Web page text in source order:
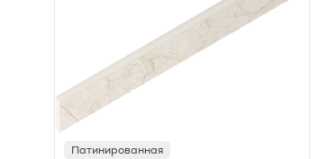
Патинированная